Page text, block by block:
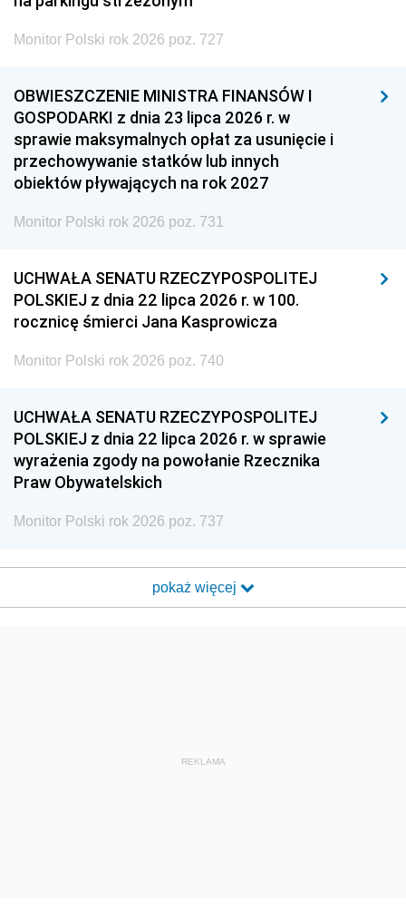
Monitor Polski rok 2026 poz. 727
OBWIESZCZENIE MINISTRA FINANSÓW I
GOSPODARKI z dnia 23 lipca 2026 r. w
sprawie maksymalnych opłat za usunięcie i
przechowywanie statków lub innych
obiektów pływających na rok 2027
Monitor Polski rok 2026 poz. 731
UCHWAŁA SENATU RZECZYPOSPOLITEJ
POLSKIEJ z dnia 22 lipca 2026 r. w 100.
rocznicę śmierci Jana Kasprowicza
Monitor Polski rok 2026 poz. 740
UCHWAŁA SENATU RZECZYPOSPOLITEJ
POLSKIEJ z dnia 22 lipca 2026 r. w sprawie
wyrażenia zgody na powołanie Rzecznika
Praw Obywatelskich
Monitor Polski rok 2026 poz. 737
pokaż więcej
REKLAMA